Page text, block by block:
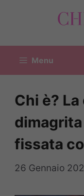
Menu
Chi è?
fissata
26 Gennaio